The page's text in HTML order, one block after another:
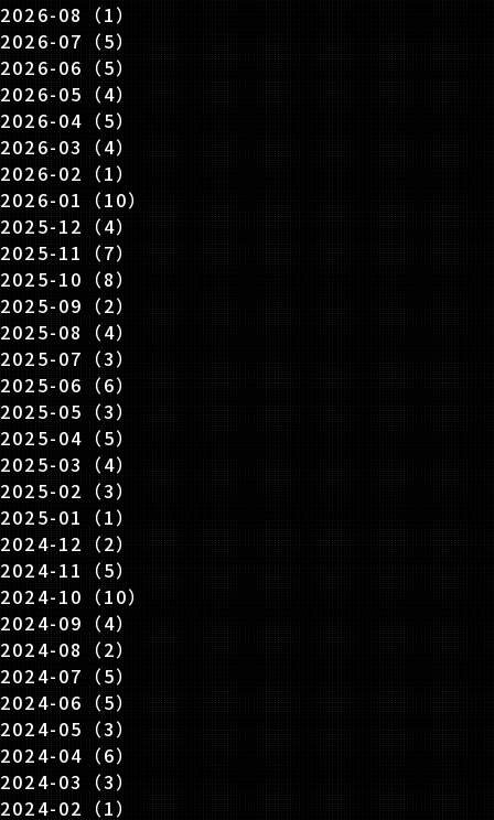
2026-08（1）
2026-07（5）
2026-06（5）
2026-05（4）
2026-04（5）
2026-03（4）
2026-02（1）
2026-01（10）
2025-12（4）
2025-11（7）
2025-10（8）
2025-09（2）
2025-08（4）
2025-07（3）
2025-06（6）
2025-05（3）
2025-04（5）
2025-03（4）
2025-02（3）
2025-01（1）
2024-12（2）
2024-11（5）
2024-10（10）
2024-09（4）
2024-08（2）
2024-07（5）
2024-06（5）
2024-05（3）
2024-04（6）
2024-03（3）
2024-02（1）